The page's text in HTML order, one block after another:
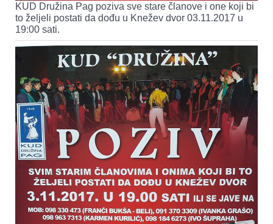
KUD Družina Pag poziva sve stare članove i one koji bi
to željeli postati da dođu u Knežev dvor 03.11.2017 u
19:00 sati.